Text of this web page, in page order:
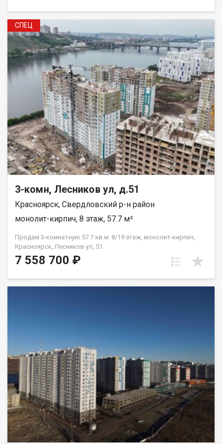
СПЕЦ
3-комн, Лесников ул, д.51
Красноярск, Свердловский р-н район
монолит-кирпич, 8 этаж, 57.7 м²
Продам 3-комнатную 57.7 кв.м. 8/19 этаж, монолит-кирпич,
Красноярск, Лесников ул, 51.
7 558 700 ₽